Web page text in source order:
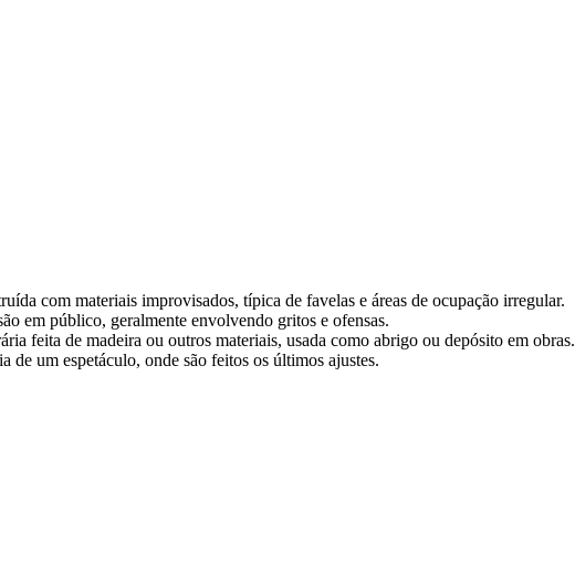
com materiais improvisados, típica de favelas e áreas de ocupação irregular.
em público, geralmente envolvendo gritos e ofensas.
feita de madeira ou outros materiais, usada como abrigo ou depósito em obras.
de um espetáculo, onde são feitos os últimos ajustes.